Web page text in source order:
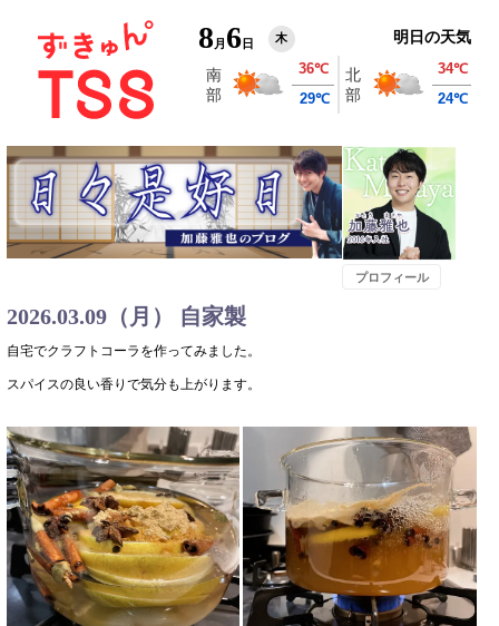
8 月 6日 木 明日の天気
プロフィール
2026.03.09（月） 自家製
自宅でクラフトコーラを作ってみました。
スパイスの良い香りで気分も上がります。